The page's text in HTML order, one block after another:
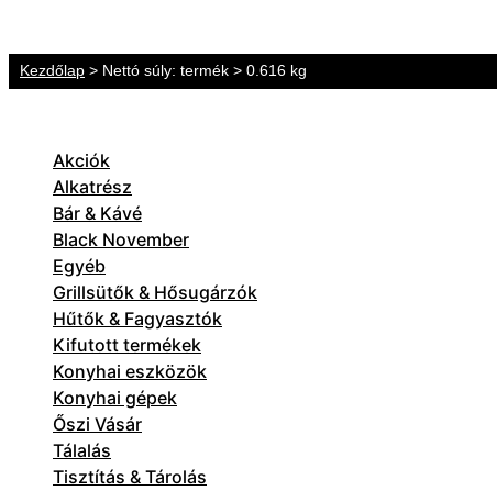
Kezdőlap > Nettó súly: termék > 0.616 kg
Akciók
Alkatrész
Bár & Kávé
Black November
Egyéb
Grillsütők & Hősugárzók
Hűtők & Fagyasztók
Kifutott termékek
Konyhai eszközök
Konyhai gépek
Őszi Vásár
Tálalás
Tisztítás & Tárolás